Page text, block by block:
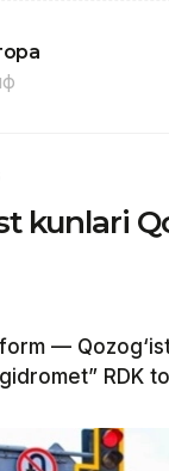
kunlari
—
RDK